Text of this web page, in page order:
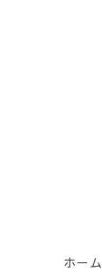
ホーム